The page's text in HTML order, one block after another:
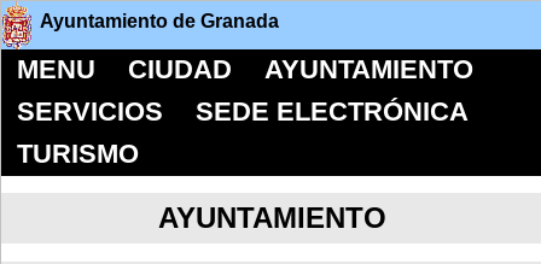
Ayuntamiento de Granada
MENU CIUDAD
AYUNTAMIENTO
SERVICIOS
SEDE ELECTRÓNICA
TURISMO
AYUNTAMIENTO